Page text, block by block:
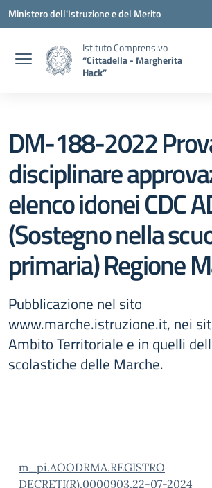
Vai ai contenuti
Vai al menu di navigazione
Vai al footer
Ministero dell'Istruzione e del Merito
Istituto Comprensivo
“Cittadella - Margherita
Hack”
DM-188-2022
disciplinare
elenco idonei CDC
(Sostegno nella
primaria) Regione
Pubblicazione nel sito
www.marche.istruzione.it, nei
Ambito Territoriale e in quelli
scolastiche delle Marche.
m_pi.AOODRMA.REGISTRO
DECRETI(R).0000903.22-07-2024